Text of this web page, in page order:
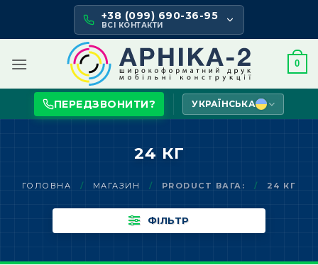
content
+38 (099) 690-36-95
ВСІ КОНТАКТИ
0
ПЕРЕДЗВОНИТИ? УКРАЇНСЬКА
24 КГ
ГОЛОВНА / МАГАЗИН / PRODUCT ВАГА: / 24 КГ
ФІЛЬТР